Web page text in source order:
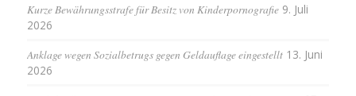
Kurze Bewährungsstrafe für Besitz von Kinderpornografie 9. Juli
2026
Anklage wegen Sozialbetrugs gegen Geldauflage eingestellt 13. Juni
2026